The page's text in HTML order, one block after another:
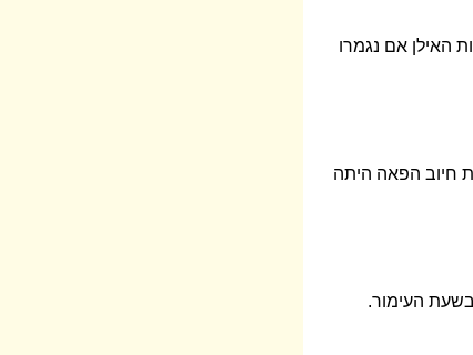
האילן אם נגמרו
חיוב הפאה היתה
העימור.